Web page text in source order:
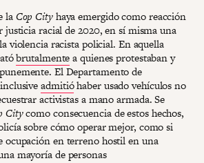
laCop Cityhaya emergido como reacción
racial de 2020, en sí misma una
violencia racista policial. En aquella
brutalmentea quienes protestaban y
El Departamento de
admitióhaber usado vehículos no
activistas a mano armada. Se
Citycomo consecuencia de estos hechos,
sobre cómo operar mejor, como si
ocupación en terreno hostil en una
mayoría de personas